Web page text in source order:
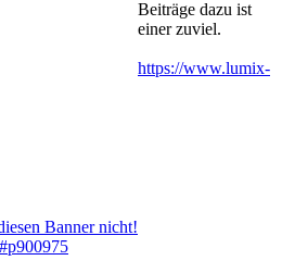
Banner nicht!
Beiträge dazu ist
einer zuviel.
https://www.lumix-